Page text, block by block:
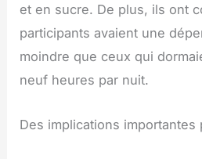
et en sucre. De plus, ils ont
participants avaient une
moindre que ceux qui
neuf heures par nuit.
Des implications importantes